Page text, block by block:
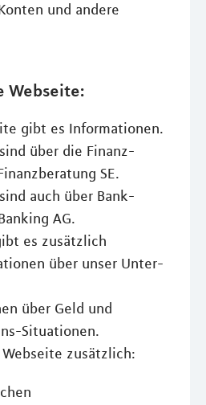
und andere
Webseite:
gibt es Informationen.
über die Finanz-
SE.
auch über Bank-
AG.
es zusätzlich
über unser Unter-
über Geld und
Situationen.
zusätzlich: